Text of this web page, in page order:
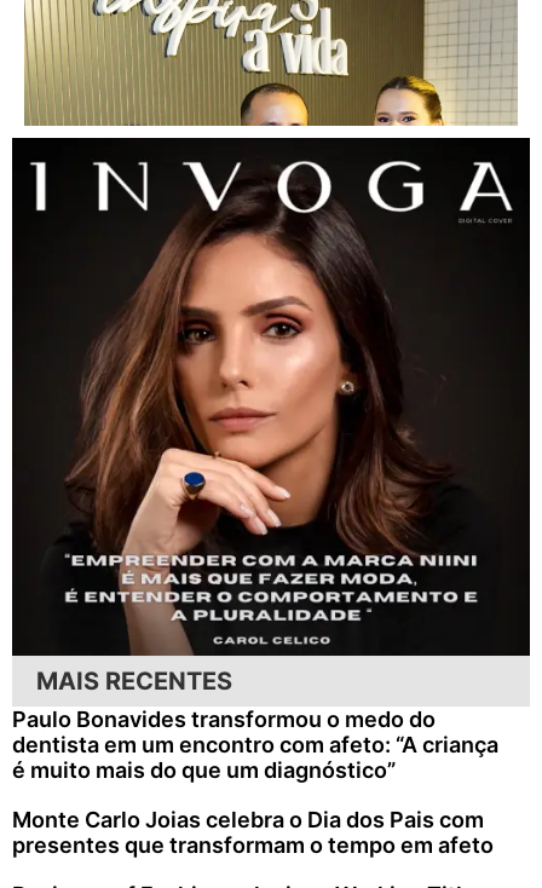
MAIS RECENTES
Paulo Bonavides transformou o medo do
dentista em um encontro com afeto: “A criança
é muito mais do que um diagnóstico”
Monte Carlo Joias celebra o Dia dos Pais com
presentes que transformam o tempo em afeto